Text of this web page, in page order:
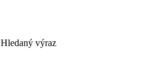
Hledaný výraz